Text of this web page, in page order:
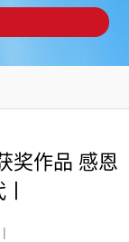
奖作品 感恩
|